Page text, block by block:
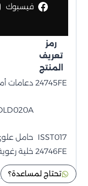
فيسبوك
تحتاج لمساعدة؟
رمز
تعريف
المنتج
24745FE دعامات
ISST017 حامل
24746FE خلية